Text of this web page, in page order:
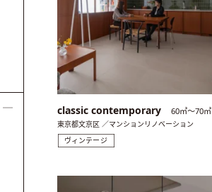
classic contemporary 60㎡〜70㎡
東京都文京区 ／マンションリノベーション
ヴィンテージ